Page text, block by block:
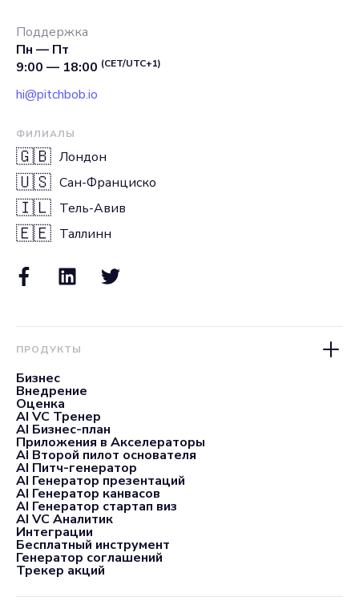
Поддержка
Пн — Пт
9:00 — 18:00 (CET/UTC+1)
hi@pitchbob.io
ФИЛИАЛЫ
🇬🇧 Лондон
🇺🇸 Сан-Франциско
🇮🇱 Тель-Авив
🇪🇪 Таллинн
ПРОДУКТЫ
Бизнес
Внедрение
Оценка
AI VC Тренер
AI Бизнес-план
Приложения в Акселераторы
AI Второй пилот основателя
AI Питч-генератор
AI Генератор презентаций
AI Генератор канвасов
AI Генератор стартап виз
AI VC Аналитик
Интеграции
Бесплатный инструмент
Генератор соглашений
Трекер акций